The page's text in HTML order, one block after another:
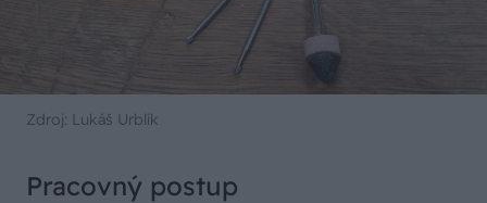
Zdroj: Lukáš Urblík
Pracovný postup